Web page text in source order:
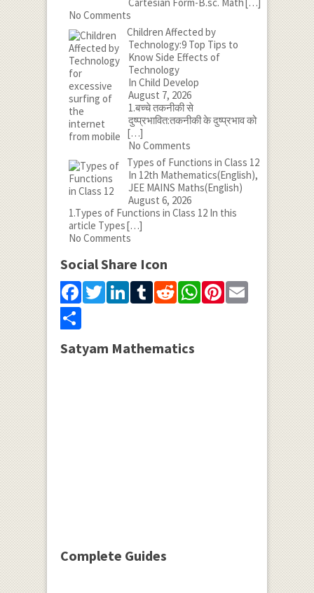
No Comments
Children Affected by
Technology:9 Top Tips to
Know Side Effects of
Technology
In Child Develop
August 7, 2026
1.बच्चे तकनीकी से
दुष्प्रभावित:तकनीकी के दुष्प्रभाव को
[…]
No Comments
Types of Functions in Class 12
In 12th Mathematics(English),
JEE MAINS Maths(English)
August 6, 2026
1.Types of Functions in Class 12 In this
article Types[…]
No Comments
Social Share Icon
Facebook
Twitter
LinkedIn
Tumblr
Reddit
WhatsApp
Pinterest
Email
Share
Satyam Mathematics
Complete Guides